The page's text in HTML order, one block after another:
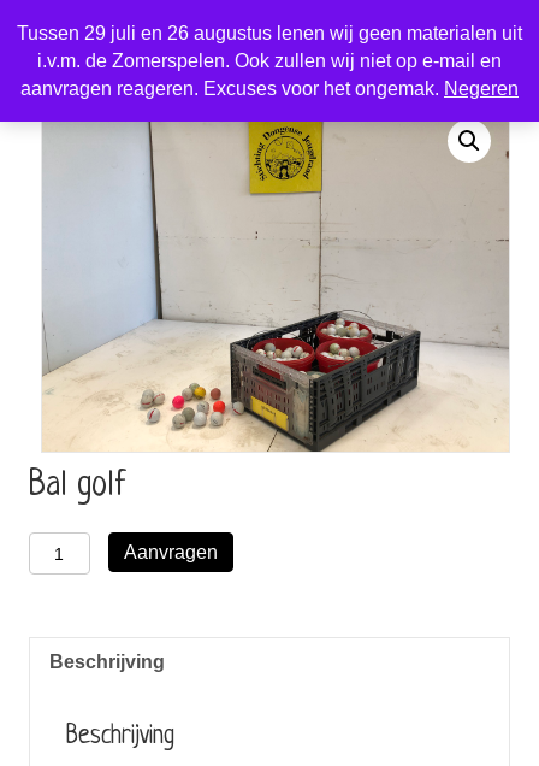
Tussen 29 juli en 26 augustus lenen wij geen materialen uit
i.v.m. de Zomerspelen. Ook zullen wij niet op e-mail en
aanvragen reageren. Excuses voor het ongemak. Negeren
Home/Sport en spel/ Sportmaterialen/ Bal golf
Bal golf
Bal
golf
Aanvragen
Beschrijving
Beschrijving